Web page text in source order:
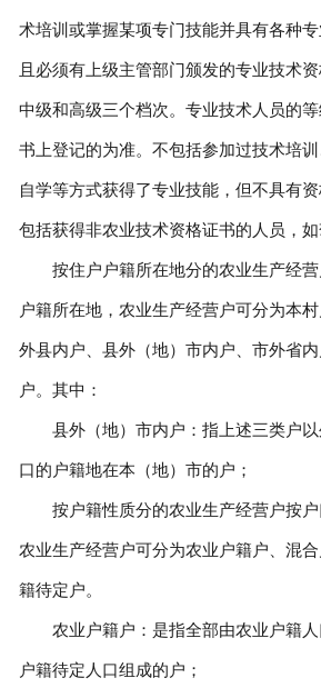
术培训或掌握某项专门技能并具有各种专
且必须有上级主管部门颁发的专业技术资
中级和高级三个档次。专业技术人员的
书上登记的为准。不包括参加过技术培
自学等方式获得了专业技能，但不具有
包括获得非农业技术资格证书的人员，如
按住户户籍所在地分的农业生产经营
户籍所在地，农业生产经营户可分为本
外县内户、县外（地）市内户、市外省
户。其中：
县外（地）市内户：指上述三类户以
口的户籍地在本（地）市的户；
按户籍性质分的农业生产经营户按户
农业生产经营户可分为农业户籍户、混
籍待定户。
农业户籍户：是指全部由农业户籍人
户籍待定人口组成的户；